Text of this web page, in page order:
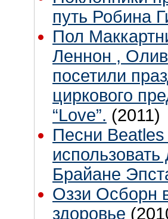
путь Робина
Пол
Леннон ,
посетили
циркового
“Love”. (2011)
Песни
Брайане
Оззи Осборн
здоровье